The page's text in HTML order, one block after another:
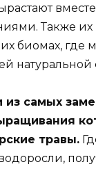
Также
биомах, где
натуральной
из самых
травы.